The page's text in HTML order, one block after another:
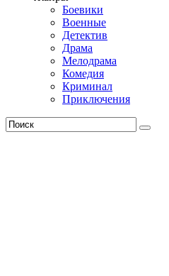
Боевики
Военные
Детектив
Драма
Мелодрама
Комедия
Криминал
Приключения